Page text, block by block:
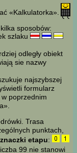
«Kalkulatorka».
sposobów:
szlaku
odległy obiekt
sie nazwy
najszybszej
formularz
poprzednim
Trasa
punktach,
znaczki etapu:
99 nie stanowi